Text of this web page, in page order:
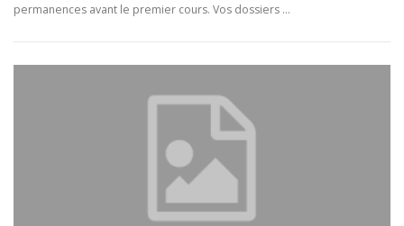
permanences avant le premier cours. Vos dossiers …